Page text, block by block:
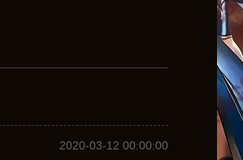
2020-03-12 00:00:00